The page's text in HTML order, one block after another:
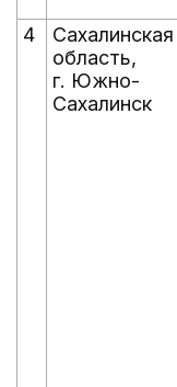
4
Сахалинская
область,
г. Южно-
Сахалинск